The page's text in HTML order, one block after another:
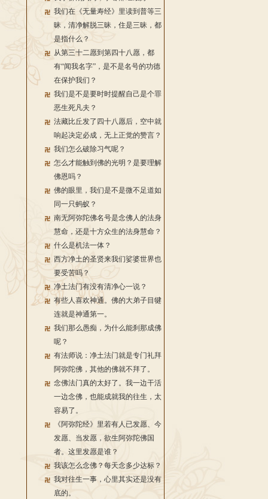
我们在《无量寿经》里读到普等三
昧，清净解脱三昧，住是三昧，都
是指什么？
从第三十二愿到第四十八愿，都
有“闻我名字”，是不是名号的功德
在保护我们？
我们是不是要时时提醒自己是个罪
恶生死凡夫？
法藏比丘发了四十八愿后，空中就
响起决定必成，无上正觉的赞言？
我们怎么破除习气呢？
怎么才能触到佛的光明？是要理解
佛恩吗？
佛的眼里，我们是不是微不足道如
同一只蚂蚁？
南无阿弥陀佛名号是念佛人的法身
慧命，还是十方众生的法身慧命？
什么是机法一体？
西方净土的圣贤来我们娑婆世界也
要受苦吗？
净土法门有没有清净心一说？
有些人喜欢神通。佛的大弟子目犍
连就是神通第一。
我们那么愚痴，为什么能刹那成佛
呢？
有法师说：净土法门就是专门礼拜
阿弥陀佛，其他的佛就不拜了。
念佛法门真的太好了。我一边干活
一边念佛，也能成就我的往生，太
容易了。
《阿弥陀经》里若有人已发愿、今
发愿、当发愿，欲生阿弥陀佛国
者。这里发愿是谁？
我该怎么念佛？每天念多少达标？
我对往生一事，心里其实还是没有
底的。